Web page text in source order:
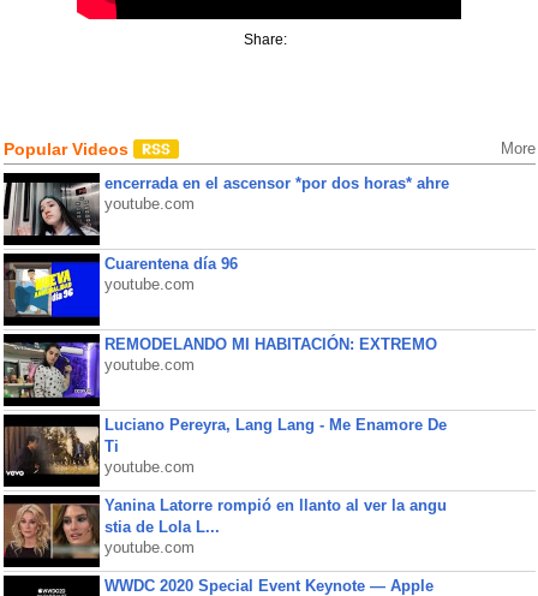
Share:
Popular Videos More
encerrada en el ascensor *por dos horas* ahre
youtube.com
Cuarentena día 96
youtube.com
REMODELANDO MI HABITACIÓN: EXTREMO
youtube.com
Luciano Pereyra, Lang Lang - Me Enamore De
Ti
youtube.com
Yanina Latorre rompió en llanto al ver la angu
stia de Lola L...
youtube.com
WWDC 2020 Special Event Keynote — Apple